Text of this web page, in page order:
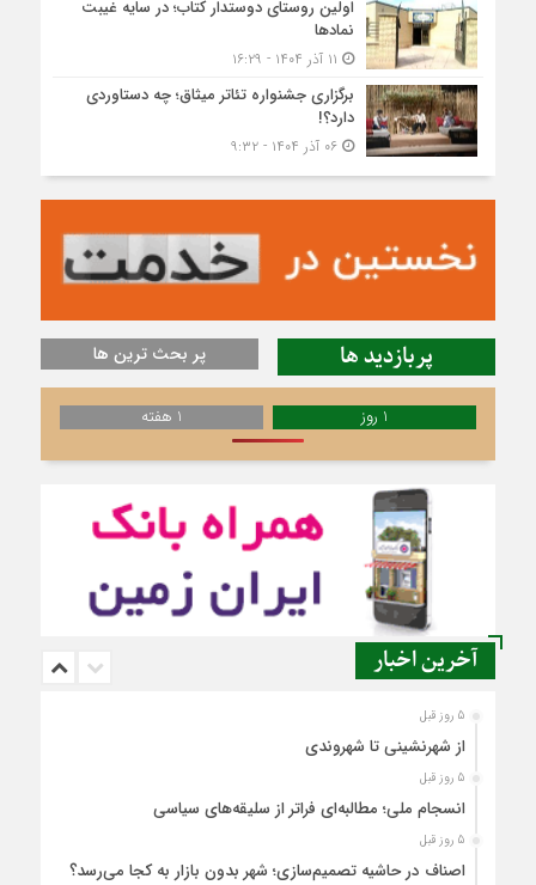
اولین روستای دوستدار کتاب؛ در سایه غیبت
نمادها
برگزاری جشنواره تئاتر میثاق؛ چه دستاوردی
دارد؟!
۰۶ آذر ۱۴۰۴ - ۹:۳۲
پربازدید ها پر بحث ترین ها
1 روز 1 هفته
آخرین اخبار
5 روز قبل
از شهرنشینی تا شهروندی
5 روز قبل
انسجام ملی؛ مطالبه‌ای فراتر از سلیقه‌های سیاسی
5 روز قبل
اصناف در حاشیه تصمیم‌سازی؛ شهر بدون بازار به کجا می‌رسد؟